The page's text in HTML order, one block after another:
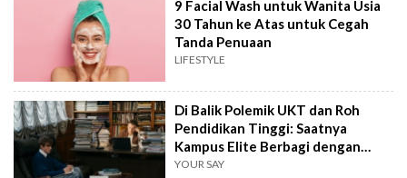
9 Facial Wash untuk Wanita Usia
30 Tahun ke Atas untuk Cegah
Tanda Penuaan
LIFESTYLE
Di Balik Polemik UKT dan Roh
Pendidikan Tinggi: Saatnya
Kampus Elite Berbagi dengan
Kampus Daerah
YOUR SAY